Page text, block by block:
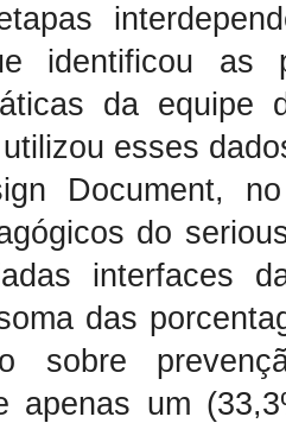
identificou as
da equipe
esses
Document,
do
interfaces
das
sobre
apenas um